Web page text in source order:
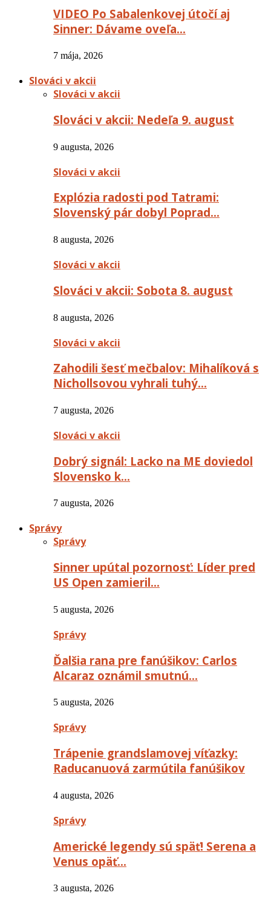
VIDEO Po Sabalenkovej útočí aj
Sinner: Dávame oveľa…
7 mája, 2026
Slováci v akcii
Slováci v akcii
Slováci v akcii: Nedeľa 9. august
9 augusta, 2026
Slováci v akcii
Explózia radosti pod Tatrami:
Slovenský pár dobyl Poprad…
8 augusta, 2026
Slováci v akcii
Slováci v akcii: Sobota 8. august
8 augusta, 2026
Slováci v akcii
Zahodili šesť mečbalov: Mihalíková s
Nichollsovou vyhrali tuhý…
7 augusta, 2026
Slováci v akcii
Dobrý signál: Lacko na ME doviedol
Slovensko k…
7 augusta, 2026
Správy
Správy
Sinner upútal pozornosť: Líder pred
US Open zamieril…
5 augusta, 2026
Správy
Ďalšia rana pre fanúšikov: Carlos
Alcaraz oznámil smutnú…
5 augusta, 2026
Správy
Trápenie grandslamovej víťazky:
Raducanuová zarmútila fanúšikov
4 augusta, 2026
Správy
Americké legendy sú späť! Serena a
Venus opäť…
3 augusta, 2026